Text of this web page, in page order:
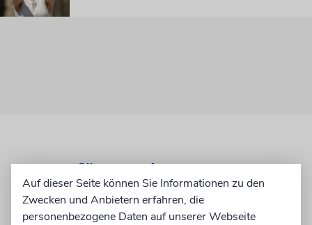
Auf dieser Seite können Sie Informationen zu den
Zwecken und Anbietern erfahren, die
personenbezogene Daten auf unserer Webseite